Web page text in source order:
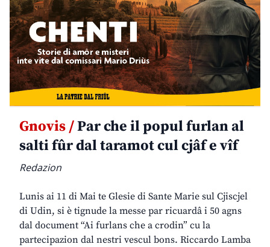
Gnovis /Par che il popul furlan al
salti fûr dal taramot cul cjâf e vîf
Redazion
Lunis ai 11 di Mai te Glesie di Sante Marie sul Cjiscjel
di Udin, si è tignude la messe par ricuardâ i 50 agns
dal document “Ai furlans che a crodin” cu la
partecipazion dal nestri vescul bons. Riccardo Lamba